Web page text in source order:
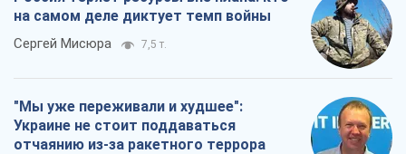
на самом деле диктует темп войны
Сергей Мисюра 7,5 т.
"Мы уже переживали и худшее":
Украине не стоит поддаваться
отчаянию из-за ракетного террора